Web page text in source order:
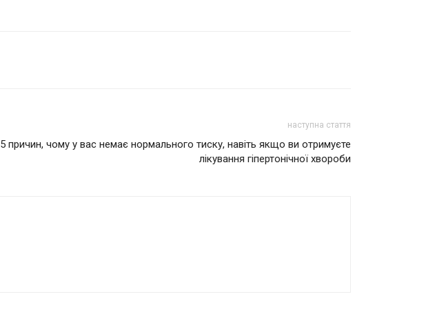
наступна стаття
5 причин, чому у вас немає нормального тиску, навіть якщо ви отримуєте
лікування гіпертонічної хвороби